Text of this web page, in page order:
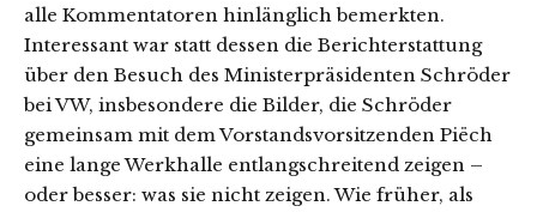
alle Kommentatoren hinlänglich bemerkten.
Interessant war statt dessen die Berichterstattung
über den Besuch des Ministerpräsidenten Schröder
bei VW, insbesondere die Bilder, die Schröder
gemeinsam mit dem Vorstandsvorsitzenden Piëch
eine lange Werkhalle entlangschreitend zeigen –
oder besser: was sie nicht zeigen. Wie früher, als